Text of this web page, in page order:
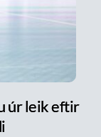
úr leik eftir